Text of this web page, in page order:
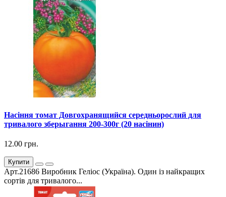
Насіння томат Довгохранящийся середньорослий для
тривалого зберыгання 200-300г (20 насінин)
12.00 грн.
Купити
Арт.21686 Виробник Геліос (Україна). Один із найкращих
сортів для тривалого...